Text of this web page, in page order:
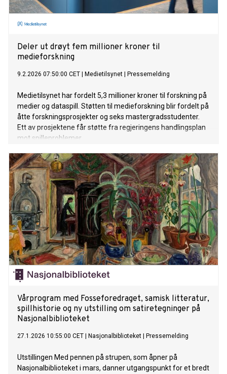
Deler ut drøyt fem millioner kroner til
medieforskning
9.2.2026 07:50:00 CET Medietilsynet Pressemelding
Medietilsynet har fordelt 5,3 millioner kroner til forskning på
medier og dataspill. Støtten til medieforskning blir fordelt på
åtte forskningsprosjekter og seks mastergradsstudenter.
Ett av prosjektene får støtte fra regjeringens handlingsplan
mot spilleproblemer.
Vårprogram med Fosseforedraget, samisk litteratur,
spillhistorie og ny utstilling om satiretegninger på
Nasjonalbiblioteket
27.1.2026 10:55:00 CET Nasjonalbiblioteket Pressemelding
Utstillingen Med pennen på strupen, som åpner på
Nasjonalbiblioteket i mars, danner utgangspunkt for et bredt